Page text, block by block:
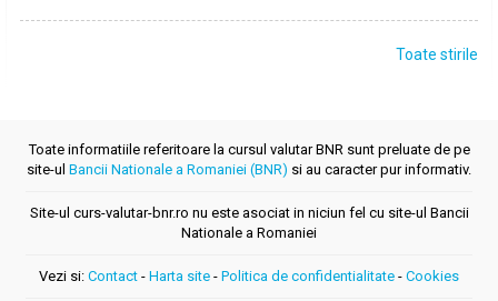
Toate stirile
Toate informatiile referitoare la cursul valutar BNR sunt preluate de pe
site-ul Bancii Nationale a Romaniei (BNR) si au caracter pur informativ.
Site-ul curs-valutar-bnr.ro nu este asociat in niciun fel cu site-ul Bancii
Nationale a Romaniei
Vezi si: Contact - Harta site - Politica de confidentialitate - Cookies